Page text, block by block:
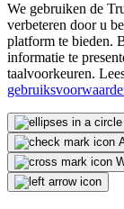
We gebruiken de
verbeteren door u
platform te bieden.
informatie te
taalvoorkeuren.